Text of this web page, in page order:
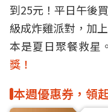
到25元！平日午後
級成炸雞派對，加
本是夏日聚餐救星。
獎！
本週優惠券，領